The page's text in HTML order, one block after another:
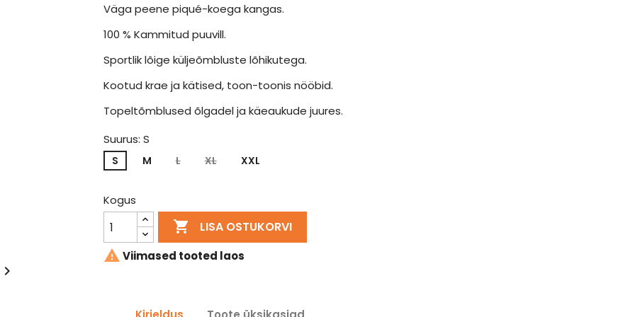
Väga peene piqué-koega kangas.
100 % Kammitud puuvill.
Sportlik lõige küljeõmbluste lõhikutega.
Kootud krae ja kätised, toon-toonis nööbid.
Topeltõmblused õlgadel ja käeaukude juures.
Suurus: S
S M L XL XXL
Kogus
 LISA OSTUKORVI
 Viimased tooted laos